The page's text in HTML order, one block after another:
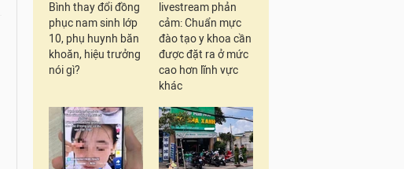
Bình thay đổi đồng
phục nam sinh lớp
10, phụ huynh băn
khoăn, hiệu trưởng
nói gì?
livestream phản
cảm: Chuẩn mực
đào tạo y khoa cần
được đặt ra ở mức
cao hơn lĩnh vực
khác